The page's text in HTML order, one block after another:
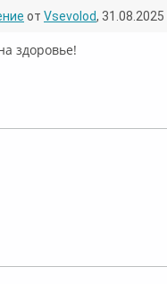
от Vsevolod,
здоровье!